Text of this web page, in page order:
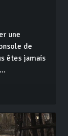
une
de
êtes jamais